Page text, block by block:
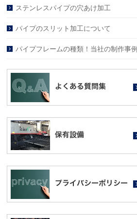
ステンレスパイプの穴あけ加工
パイプのスリット加工について
パイプフレームの種類！当社の制作事例